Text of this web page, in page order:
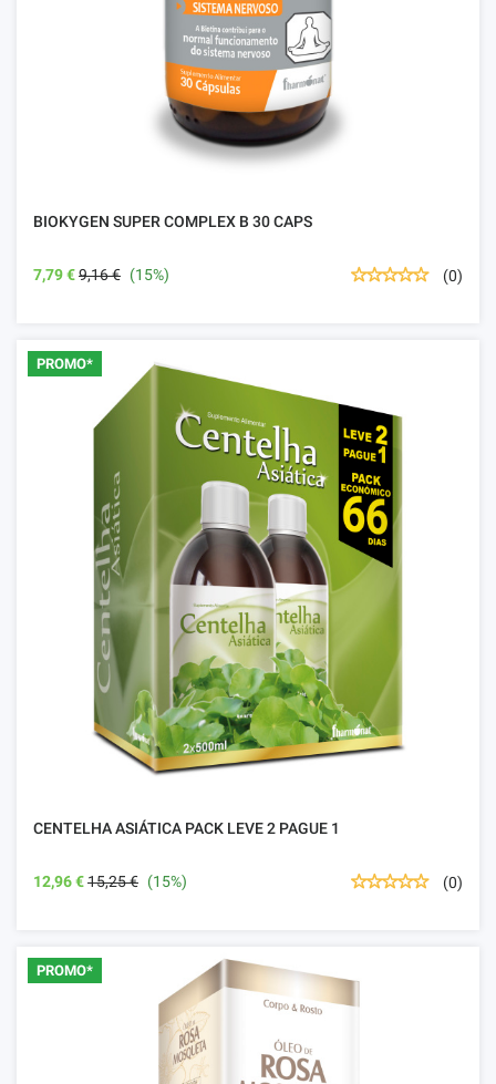
BIOKYGEN SUPER COMPLEX B 30 CAPS
7,79 €9,16 € (15%) (0)
PROMO*
CENTELHA ASIÁTICA PACK LEVE 2 PAGUE 1
12,96 €15,25 € (15%) (0)
PROMO*